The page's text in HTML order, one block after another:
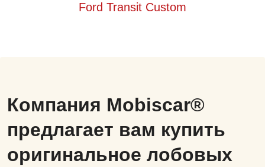
Ford Transit Custom
Компания Mobiscar®
предлагает вам купить
оригинальное лобовых